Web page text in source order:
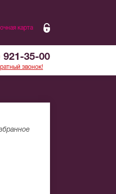
карта
921-35-00
звонок!